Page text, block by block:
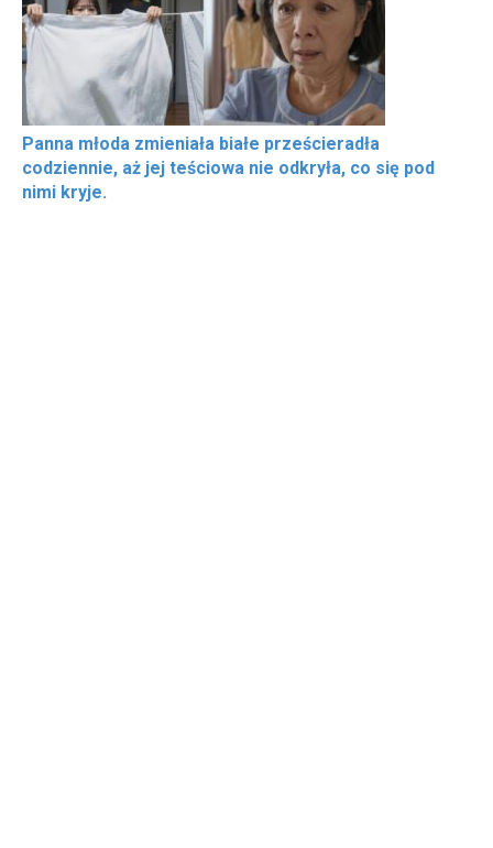
Panna młoda zmieniała białe prześcieradła
codziennie, aż jej teściowa nie odkryła, co się pod
nimi kryje.